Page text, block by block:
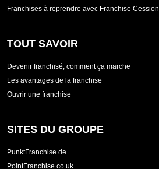
Franchises à reprendre avec Franchise Cession
TOUT SAVOIR
Devenir franchisé, comment ça marche
Les avantages de la franchise
Ouvrir une franchise
SITES DU GROUPE
PunktFranchise.de
PointFranchise.co.uk